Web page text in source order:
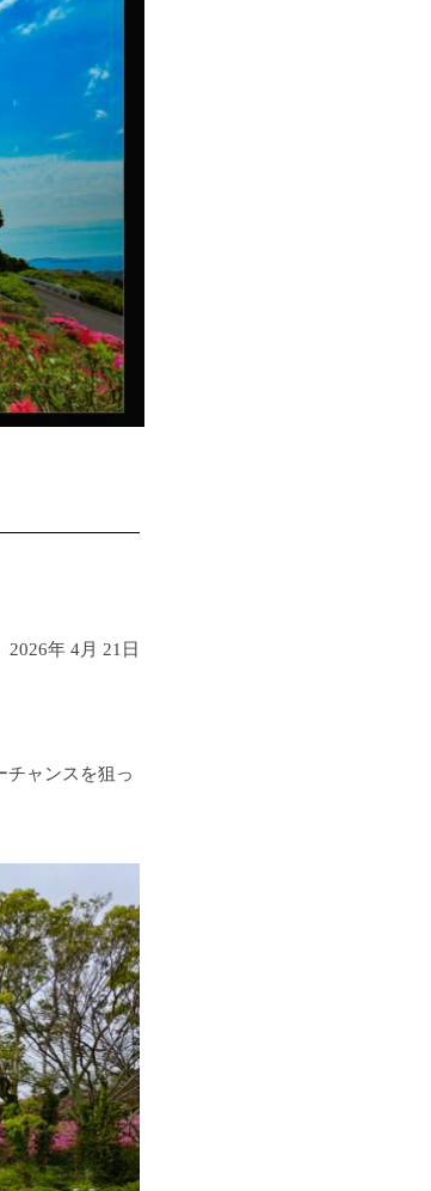
2026年 4月 21日
チャンスを狙っ